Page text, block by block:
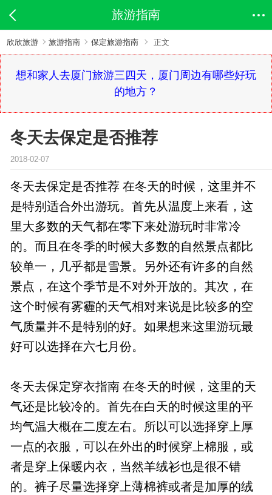
旅游指南
欣欣旅游 旅游指南 保定旅游指南 正文
想和家人去厦门旅游三四天，厦门周边有哪些好玩
的地方？
冬天去保定是否推荐
2018-02-07
冬天去保定是否推荐 在冬天的时候，这里并不
是特别适合外出游玩。首先从温度上来看，这
里大多数的天气都在零下来处游玩时非常冷
的。而且在冬季的时候大多数的自然景点都比
较单一，几乎都是雪景。另外还有许多的自然
景点，在这个季节是不对外开放的。其次，在
这个时候有雾霾的天气相对来说是比较多的空
气质量并不是特别的好。如果想来这里游玩最
好可以选择在六七月份。
冬天去保定穿衣指南 在冬天的时候，这里的天
气还是比较冷的。首先在白天的时候这里的平
均气温大概在二度左右。所以可以选择穿上厚
一点的衣服，可以在外出的时候穿上棉服，或
者是穿上保暖内衣，当然羊绒衫也是很不错
的。裤子尽量选择穿上薄棉裤或者是加厚的绒